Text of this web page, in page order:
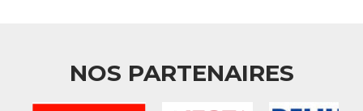
NOS PARTENAIRES